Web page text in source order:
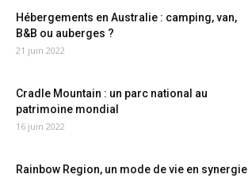
Hébergements en Australie : camping, van,
B&B ou auberges ?
21 juin 2022
Cradle Mountain : un parc national au
patrimoine mondial
16 juin 2022
Rainbow Region, un mode de vie en synergie